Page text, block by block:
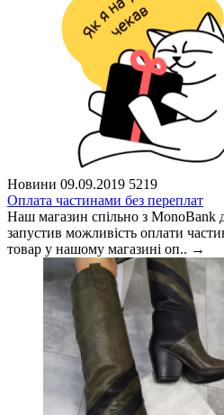
Новини 09.09.2019 5219
Оплата частинами без переплат
Наш магазин спільно з MonoBank
запустив можливість оплати
товар у нашому магазині оп.. →